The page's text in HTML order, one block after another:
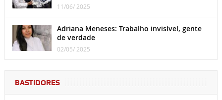
11/06/ 2025
Adriana Meneses: Trabalho invisível, gente
de verdade
02/05/ 2025
BASTIDORES